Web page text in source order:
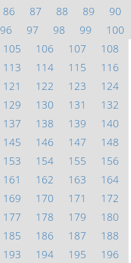
86 87 88 89
90
96 97 98 99
100
105 106 107
108
113 114 115
116
121 122 123
124
129 130 131
132
137 138 139
140
145 146 147
148
153 154 155
156
161 162 163
164
169 170 171
172
177 178 179
180
185 186 187
188
193 194 195
196